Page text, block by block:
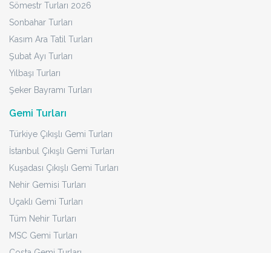
Sömestr Turları 2026
Sonbahar Turları
Kasım Ara Tatil Turları
Şubat Ayı Turları
Yılbaşı Turları
Şeker Bayramı Turları
Gemi Turları
Türkiye Çıkışlı Gemi Turları
İstanbul Çıkışlı Gemi Turları
Kuşadası Çıkışlı Gemi Turları
Nehir Gemisi Turları
Uçaklı Gemi Turları
Tüm Nehir Turları
MSC Gemi Turları